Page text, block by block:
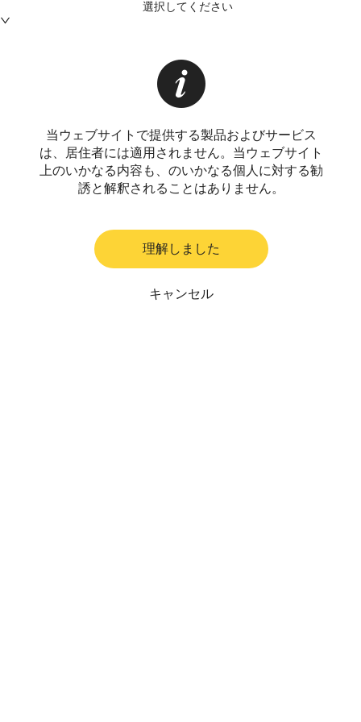
選択してください
当ウェブサイトで提供する製品およびサービス
は、居住者には適用されません。当ウェブサイト
上のいかなる内容も、のいかなる個人に対する勧
誘と解釈されることはありません。
理解しました
キャンセル